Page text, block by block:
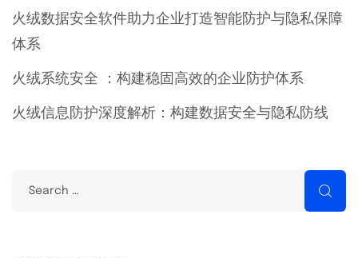
火绒数据安全软件助力企业打造智能防护与隐私保障
体系
火绒系统安全 ：构建稳固高效的企业防护体系
火绒信息防护深度解析：构建数据安全与隐私防线